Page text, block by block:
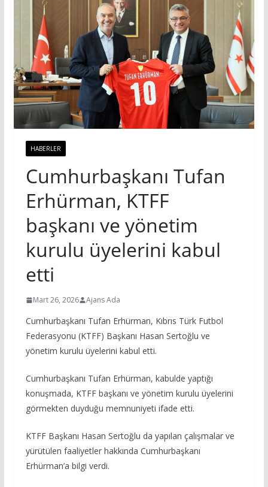
HABERLER
Cumhurbaşkanı Tufan
Erhürman, KTFF
başkanı ve yönetim
kurulu üyelerini kabul
etti
Mart 26, 2026 Ajans Ada
Cumhurbaşkanı Tufan Erhürman, Kıbrıs Türk Futbol
Federasyonu (KTFF) Başkanı Hasan Sertoğlu ve
yönetim kurulu üyelerini kabul etti.
Cumhurbaşkanı Tufan Erhürman, kabulde yaptığı
konuşmada, KTFF başkanı ve yönetim kurulu üyelerini
görmekten duyduğu memnuniyeti ifade etti.
KTFF Başkanı Hasan Sertoğlu da yapılan çalışmalar ve
yürütülen faaliyetler hakkında Cumhurbaşkanı
Erhürman’a bilgi verdi.